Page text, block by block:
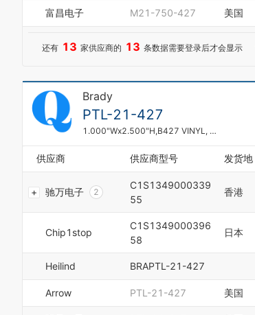
9
3
4
5
9
富昌电子 M21-750-427 美国
还有 13 家供应商的 13 条数据需要登录后才会显示
Brady
PTL-21-427
1.000"Wx2.500"H,B427 VINYL, 1 PKG=100/ROLL
供应商 供应商型号 发货地
驰万电子
2
4
5
6
8
2
C1S1349000339
55
香港
Chip1stop
C1S1349000396
58
日本
Heilind BRAPTL-21-427
Arrow PTL-21-427 美国